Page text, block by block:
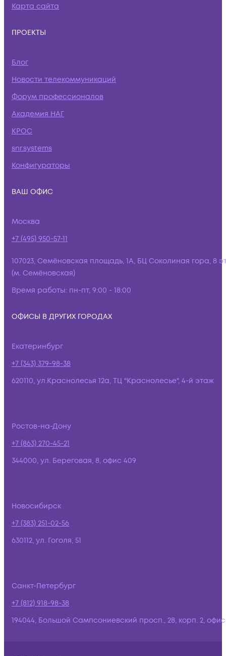
Карта сайта
ПРОЕКТЫ
Блог
Новости телекоммуникаций
Форум профессионалов
Академия НАГ
КРОС
snr.systems
Конфигураторы
ВАШ ОФИС
Москва
+7 (495) 950-57-11
107023, Семёновская площадь, 1А, БЦ Соколиная гора, 8
(м. Семёновская)
Время работы: пн-пт, 9:00 - 18:00
ОФИСЫ В ДРУГИХ ГОРОДАХ
Екатеринбург
+7 (343) 379-98-38
620110, ул.Краснолесья 12а, ТЦ "Краснолесье", 4-й этаж
Ростов-на-Дону
+7 (863) 270-45-21
344000, ул. Береговая, 8, офис 409
Новосибирск
+7 (383) 251-02-56
630112, ул. Гоголя, 51
Санкт-Петербург
+7 (812) 918-98-38
194044, Большой Сампсониевский просп., 28, корп. 2,